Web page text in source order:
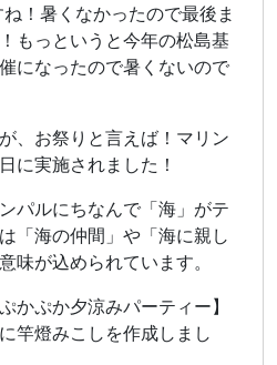
！暑くなかったので最後ま
もっというと今年の松島基
になったので暑くないので
、お祭りと言えば！マリン
に実施されました！
パルにちなんで「海」がテ
「海の仲間」や「海に親し
味が込められています。
かぷか夕涼みパーティー】
竿燈みこしを作成しまし